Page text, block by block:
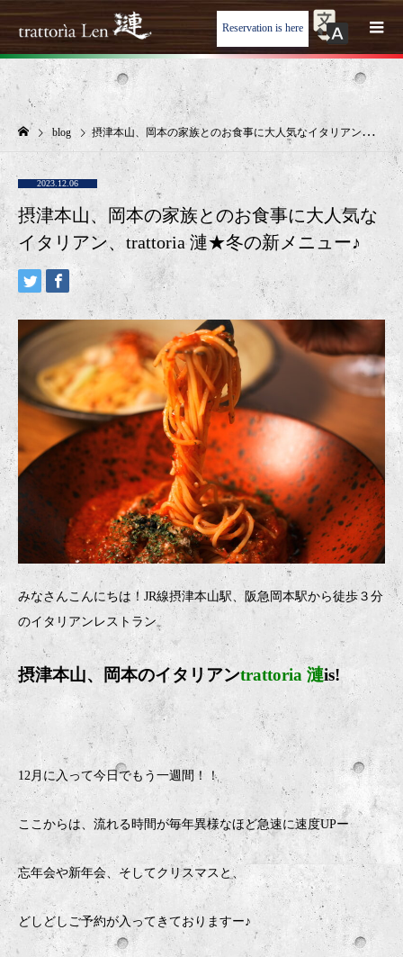
Reservation is here
blog 摂津本山、岡本の家族とのお食事に大人気なイタリアン、trattoria 漣★冬の新メニュー♪
2023.12.06
摂津本山、岡本の家族とのお食事に大人気な
イタリアン、trattoria 漣★冬の新メニュー♪
みなさんこんにちは！JR線摂津本山駅、阪急岡本駅から徒歩３分
のイタリアンレストラン
摂津本山、岡本のイタリアンtrattoria 漣is!
12月に入って今日でもう一週間！！
ここからは、流れる時間が毎年異様なほど急速に速度UPー
忘年会や新年会、そしてクリスマスと、
どしどしご予約が入ってきておりますー♪